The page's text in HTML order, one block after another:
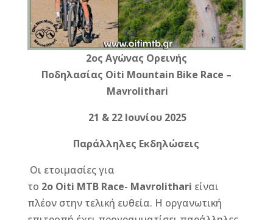
2ος Αγώνας Ορεινής
Ποδηλασίας Oiti Mountain Bike Race –
Mavrolithari
21 & 22 Ιουνίου 2025
Παράλληλες Εκδηλώσεις
Οι ετοιμασίες για
το 2ο Oiti MTB Race- Mavrolithari είναι
πλέον στην τελική ευθεία. Η οργανωτική